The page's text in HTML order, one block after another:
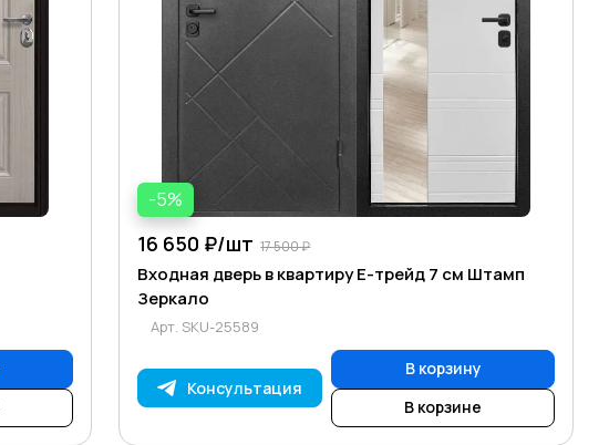
-5%
16 650 ₽/шт 17 500 ₽
Входная дверь в квартиру Е-трейд 7 см Штамп
Зеркало
Арт. SKU-25589
Консультация
В корзину
В корзине